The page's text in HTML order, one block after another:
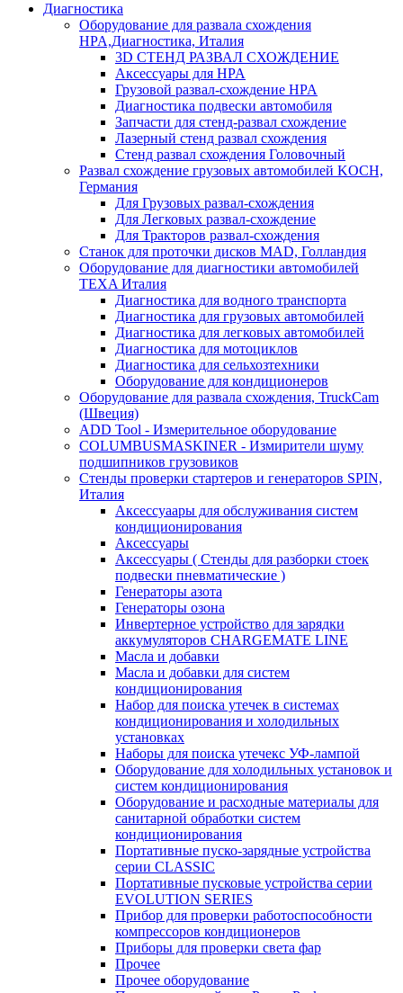
Диагностика
Оборудование для развала схождения
HPA,Диагностика, Италия
3D СТЕНД РАЗВАЛ СХОЖДЕНИЕ
Аксессуары для HPA
Грузовой развал-схождение HPA
Диагностика подвески автомобиля
Запчасти для стенд-развал схождение
Лазерный стенд развал схождения
Стенд развал схождения Головочный
Развал схождение грузовых автомобилей KOCH,
Германия
Для Грузовых развал-схождения
Для Легковых развал-схождение
Для Тракторов развал-схождения
Станок для проточки дисков MAD, Голландия
Оборудование для диагностики автомобилей
TEXA Италия
Диагностика для водного транспорта
Диагностика для грузовых автомобилей
Диагностика для легковых автомобилей
Диагностика для мотоциклов
Диагностика для сельхозтехники
Оборудование для кондиционеров
Оборудование для развала схождения, TruckCam
(Швеция)
ADD Tool - Измерительное оборудование
COLUMBUSMASKINER - Измирители шуму
подшипников грузовиков
Стенды проверки стартеров и генераторов SPIN,
Италия
Аксессуаары для обслуживания систем
кондиционирования
Аксессуары
Аксессуары ( Стенды для разборки стоек
подвески пневматические )
Генераторы азота
Генераторы озона
Инвертерное устройство для зарядки
аккумуляторов CHARGEMATE LINE
Масла и добавки
Масла и добавки для систем
кондиционирования
Набор для поиска утечек в системах
кондиционирования и холодильных
установках
Наборы для поиска утечекс УФ-лампой
Оборудование для холодильных установок и
систем кондиционирования
Оборудование и расходные материалы для
санитарной обработки систем
кондиционирования
Портативные пуско-зарядные устройства
серии CLASSIC
Портативные пусковые устройства серии
EVOLUTION SERIES
Прибор для проверки работоспособности
компрессоров кондиционеров
Приборы для проверки света фар
Прочее
Прочее оборудование